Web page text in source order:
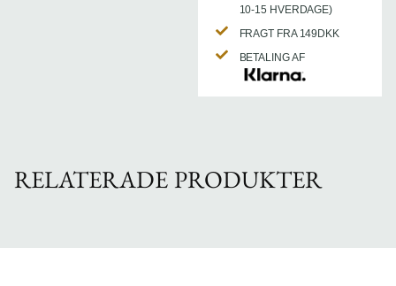
10-15 HVERDAGE)
FRAGT FRA 149DKK
BETALING AF
RELATERADE PRODUKTER